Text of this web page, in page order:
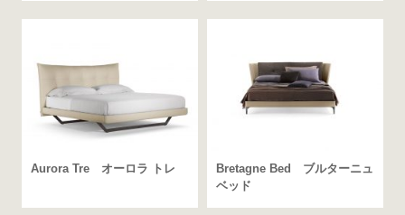
Aurora Tre オーロラ トレ
Bretagne Bed ブルターニュ
ベッド